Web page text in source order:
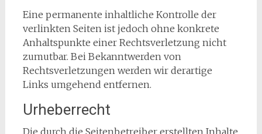
Eine permanente inhaltliche Kontrolle der
verlinkten Seiten ist jedoch ohne konkrete
Anhaltspunkte einer Rechtsverletzung nicht
zumutbar. Bei Bekanntwerden von
Rechtsverletzungen werden wir derartige
Links umgehend entfernen.
Urheberrecht
Die durch die Seitenbetreiber erstellten Inhalte